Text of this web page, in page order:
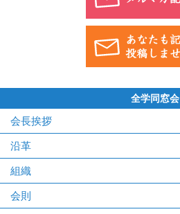
全学同窓会
会長挨拶
沿革
組織
会則